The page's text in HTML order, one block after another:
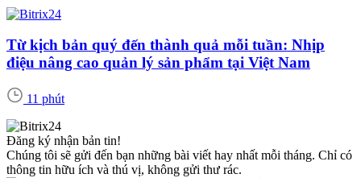
Từ kịch bản quý đến thành quả mỗi tuần: Nhịp
điệu nâng cao quản lý sản phẩm tại Việt Nam
11 phút
Đăng ký nhận bản tin!
Chúng tôi sẽ gửi đến bạn những bài viết hay nhất mỗi tháng. Chỉ có
thông tin hữu ích và thú vị, không gửi thư rác.